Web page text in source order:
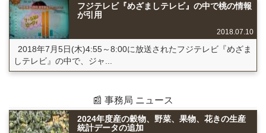
フジテレビ『めざましテレビ』の中で桃の情報
が引用
2018.07.10
2018年7月5日(木)4:55～8:00に放送されたフジテレビ『めざま
しテレビ』の中で、ジャ...
📰 事務局 ニュース
2024年度産の穀物、野菜、果物、花きの生産
統計データの追加